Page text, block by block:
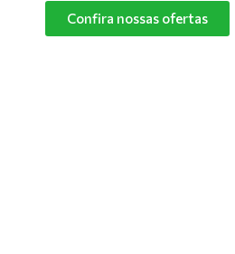
Confira nossas ofertas